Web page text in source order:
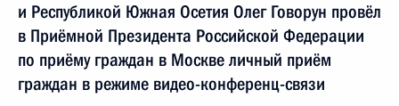
и Республикой Южная Осетия Олег Говорун провёл
в Приёмной Президента Российской Федерации
по приёму граждан в Москве личный приём
граждан в режиме видео-конференц-связи